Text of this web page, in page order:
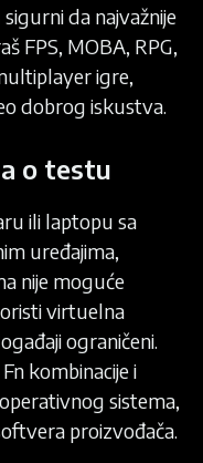
da najvažnije
FPS, MOBA, RPG,
igre,
dobrog iskustva.
o testu
ili laptopu sa
uređajima,
nije moguće
virtuelna
ograničeni.
kombinacije i
sistema,
proizvođača.